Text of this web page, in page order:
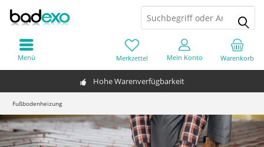
Hohe Warenverfügbarkeit
Warenkorb
Merkzettel Mein Konto
Menü
Fußbodenheizung